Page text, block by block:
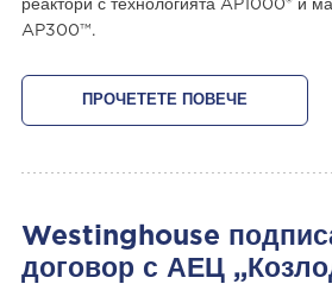
реактори с технологията AP1000® и
AP300™.
ПРОЧЕТЕТЕ ПОВЕЧЕ
Westinghouse
договор с АЕЦ